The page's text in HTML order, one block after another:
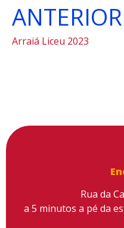
ANTERIOR
Arraiá Liceu 2023
Rua da
a 5 minutos a pé da